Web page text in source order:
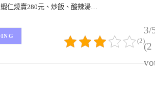
仁燒賣280元、炒飯、酸辣湯…
3/
(2
(2)